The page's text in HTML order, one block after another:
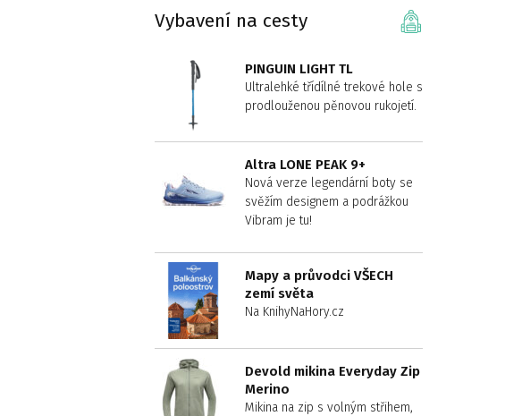
Vybavení na cesty
PINGUIN LIGHT TL
Ultralehké třídílné trekové hole s
prodlouženou pěnovou rukojetí.
Altra LONE PEAK 9+
Nová verze legendární boty se
svěžím designem a podrážkou
Vibram je tu!
Mapy a průvodci VŠECH
zemí světa
Na KnihyNaHory.cz
Devold mikina Everyday Zip
Merino
Mikina na zip s volným střihem,